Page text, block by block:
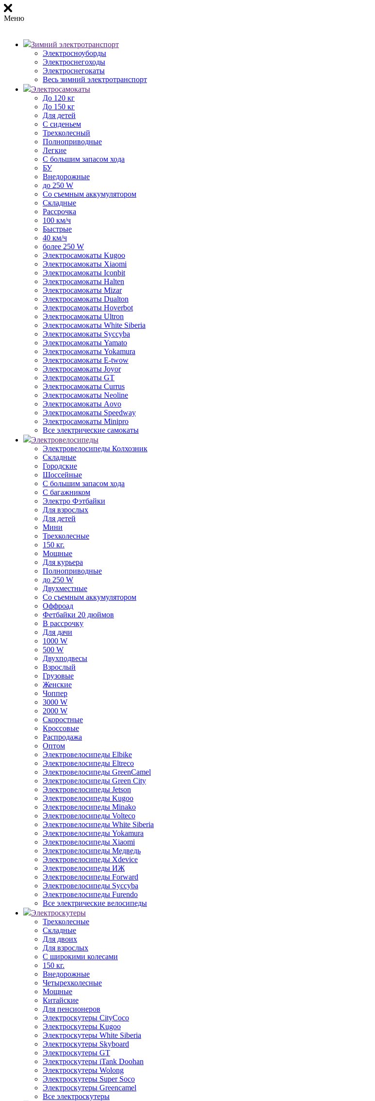
Меню
Зимний электротранспорт
Электросноуборды
Электроснегоходы
Электроснегокаты
Весь зимний электротранспорт
Электросамокаты
До 120 кг
До 150 кг
Для детей
С сиденьем
Трехколесный
Полноприводные
Легкие
С большим запасом хода
БУ
Внедорожные
до 250 W
Со съемным аккумулятором
Складные
Рассрочка
100 км/ч
Быстрые
40 км/ч
более 250 W
Электросамокаты Kugoo
Электросамокаты Xiaomi
Электросамокаты Iconbit
Электросамокаты Halten
Электросамокаты Mizar
Электросамокаты Dualton
Электросамокаты Hoverbot
Электросамокаты Ultron
Электросамокаты White Siberia
Электросамокаты Syccyba
Электросамокаты Yamato
Электросамокаты Yokamura
Электросамокаты E-twow
Электросамокаты Joyor
Электросамокаты GT
Электросамокаты Currus
Электросамокаты Neoline
Электросамокаты Aovo
Электросамокаты Speedway
Электросамокаты Minipro
Все электрические самокаты
Электровелосипеды
Электровелосипеды Колхозник
Складные
Городские
Шоссейные
С большим запасом хода
С багажником
Электро Фэтбайки
Для взрослых
Для детей
Мини
Трехколесные
150 кг.
Мощные
Для курьера
Полноприводные
до 250 W
Двухместные
Со съемным аккумулятором
Оффроад
Фетбайки 20 дюймов
В рассрочку
Для дачи
1000 W
500 W
Двухподвесы
Взрослый
Грузовые
Женские
Чоппер
3000 W
2000 W
Скоростные
Кроссовые
Распродажа
Оптом
Электровелосипеды Elbike
Электровелосипеды Eltreco
Электровелосипеды GreenCamel
Электровелосипеды Green City
Электровелосипеды Jetson
Электровелосипеды Kugoo
Электровелосипеды Minako
Электровелосипеды Volteco
Электровелосипеды White Siberia
Электровелосипеды Yokamura
Электровелосипеды Xiaomi
Электровелосипеды Медведь
Электровелосипеды Xdevice
Электровелосипеды ИЖ
Электровелосипеды Forward
Электровелосипеды Syccyba
Электровелосипеды Furendo
Все электрические велосипеды
Электроскутеры
Трехколесные
Складные
Для двоих
Для взрослых
С широкими колесами
150 кг.
Внедорожные
Четырехколесные
Мощные
Китайские
Для пенсионеров
Электроскутеры CityCoco
Электроскутеры Kugoo
Электроскутеры White Siberia
Электроскутеры Skyboard
Электроскутеры GT
Электроскутеры iTank Doohan
Электроскутеры Wolong
Электроскутеры Super Soco
Электроскутеры Greencamel
Все электроскутеры